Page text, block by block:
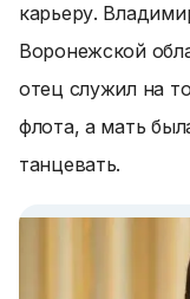
карьеру.
Воронежской
отец служил на
флота, а мать
танцевать.